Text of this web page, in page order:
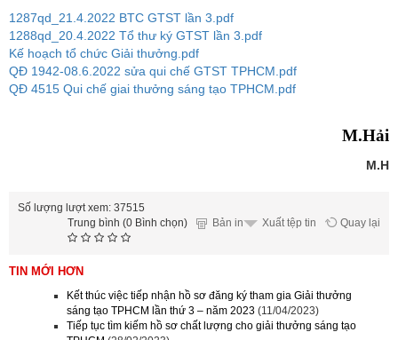
1287qd_21.4.2022 BTC GTST lần 3.pdf
1288qd_20.4.2022 Tổ thư ký GTST lần 3.pdf
Kế hoạch tổ chức Giải thưởng.pdf
QĐ 1942-08.6.2022 sửa qui chế GTST TPHCM.pdf
QĐ 4515 Qui chế giai thưởng sáng tạo TPHCM.pdf
M.Hải
M.H
Số lượng lượt xem: 37515
Quay lại
Xuất tệp tin
Bản in
Trung bình (0 Bình chọn)
TIN MỚI HƠN
Kết thúc việc tiếp nhận hồ sơ đăng ký tham gia Giải thưởng
sáng tạo TPHCM lần thứ 3 – năm 2023 (11/04/2023)
Tiếp tục tìm kiếm hồ sơ chất lượng cho giải thưởng sáng tạo